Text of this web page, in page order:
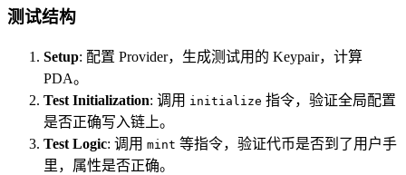
测试结构
Setup: 配置 Provider，生成测试用的 Keypair，计算
PDA。
Test Initialization: 调用 initialize 指令，验证全局配置
是否正确写入链上。
Test Logic: 调用 mint 等指令，验证代币是否到了用户手
里，属性是否正确。